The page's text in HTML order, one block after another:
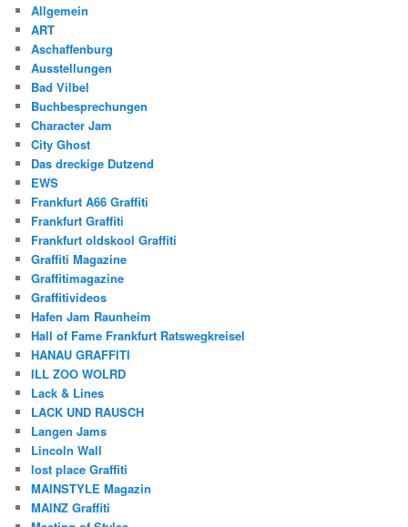
Allgemein
ART
Aschaffenburg
Ausstellungen
Bad Vilbel
Buchbesprechungen
Character Jam
City Ghost
Das dreckige Dutzend
EWS
Frankfurt A66 Graffiti
Frankfurt Graffiti
Frankfurt oldskool Graffiti
Graffiti Magazine
Graffitimagazine
Graffitivideos
Hafen Jam Raunheim
Hall of Fame Frankfurt Ratswegkreisel
HANAU GRAFFITI
ILL ZOO WOLRD
Lack & Lines
LACK UND RAUSCH
Langen Jams
Lincoln Wall
lost place Graffiti
MAINSTYLE Magazin
MAINZ Graffiti